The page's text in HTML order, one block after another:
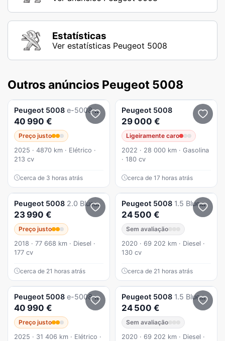
Estatísticas
Ver estatísticas Peugeot 5008
Outros anúncios Peugeot 5008
Peugeot 5008 e-5008 73 kWh GT
40 990 €
Preço justo
2025 · 4870 km · Elétrico ·
213 cv
cerca de 3 horas atrás
Peugeot 5008
29 000 €
Ligeiramente caro
2022 · 28 000 km · Gasolina
· 180 cv
cerca de 17 horas atrás
Peugeot 5008 2.0 BlueHDi GT Line EAT8
23 990 €
Preço justo
2018 · 77 668 km · Diesel ·
177 cv
cerca de 21 horas atrás
Peugeot 5008 1.5 BlueHDi 130cv Allure EAT8
24 500 €
Sem avaliação
2020 · 69 202 km · Diesel ·
130 cv
cerca de 21 horas atrás
Peugeot 5008 e-5008 73 kWh GT
40 990 €
Preço justo
2025 · 31 406 km · Elétrico ·
Peugeot 5008 1.5 BlueHDi 130cv Allure EAT8
24 500 €
Sem avaliação
2020 · 69 202 km · Diesel ·